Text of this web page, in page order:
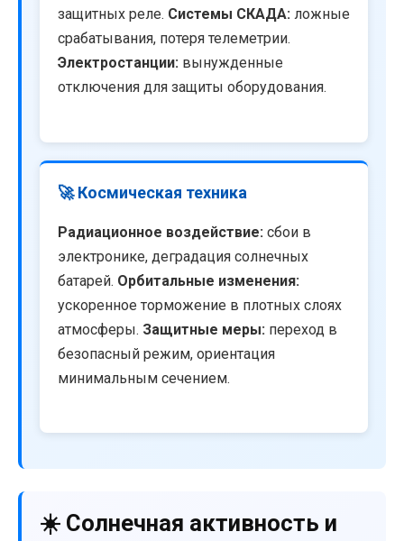
защитных реле. Системы СКАДА: ложные
срабатывания, потеря телеметрии.
Электростанции: вынужденные
отключения для защиты оборудования.
🚀 Космическая техника
Радиационное воздействие: сбои в
электронике, деградация солнечных
батарей. Орбитальные изменения:
ускоренное торможение в плотных слоях
атмосферы. Защитные меры: переход в
безопасный режим, ориентация
минимальным сечением.
☀️ Солнечная активность и